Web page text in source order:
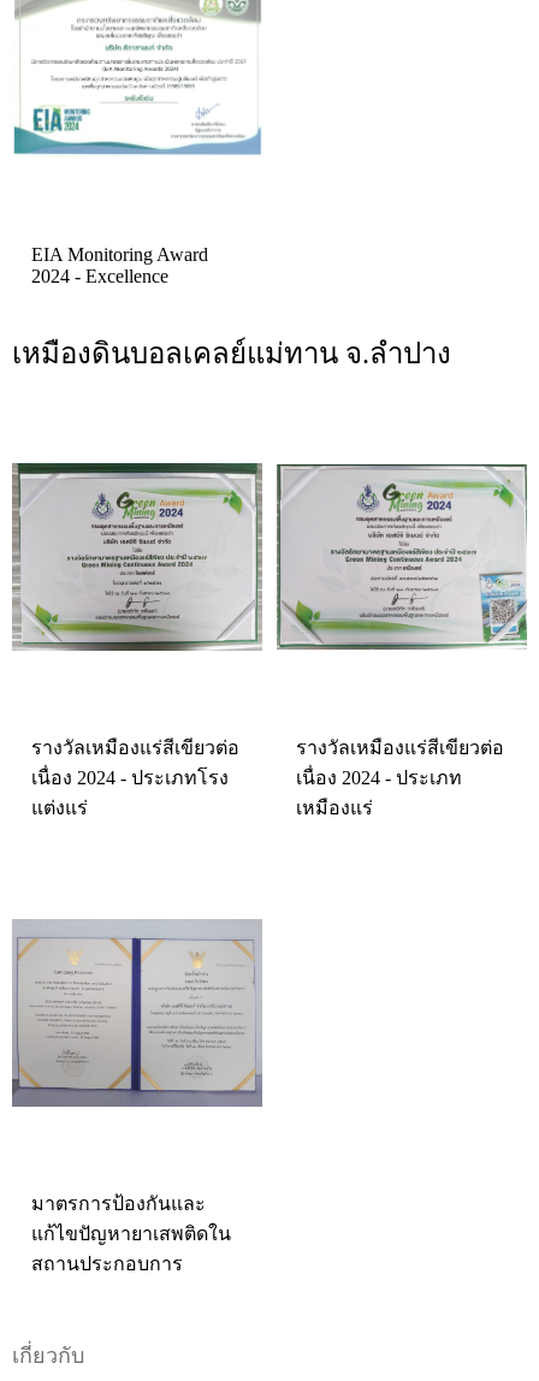
เกี่ยวกับ
EIA Monitoring Award
2024 - Excellence
เหมืองดินบอลเคลย์แม่ทาน จ.ลำปาง
รางวัลเหมืองแร่สีเขียวต่อ
เนื่อง 2024 - ประเภทโรง
แต่งแร่
รางวัลเหมืองแร่สีเขียวต่อ
เนื่อง 2024 - ประเภท
เหมืองแร่
มาตรการป้องกันและ
แก้ไขปัญหายาเสพติดใน
สถานประกอบการ